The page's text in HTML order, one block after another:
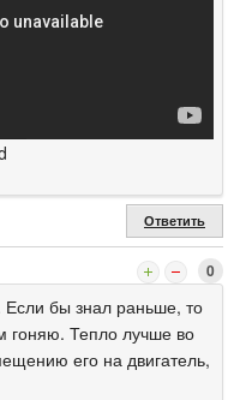
Ответить
0
бы знал раньше, то
гоняю. Тепло лучше во
его на двигатель,